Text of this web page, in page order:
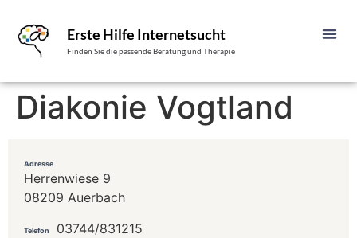
Erste Hilfe Internetsucht
Finden Sie die passende Beratung und Therapie
Diakonie Vogtland
Adresse
Herrenwiese 9
08209 Auerbach
Telefon 03744/831215